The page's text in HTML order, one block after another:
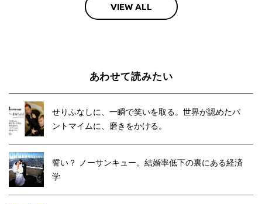
VIEW ALL
あわせて読みたい
せりふなしに、一瞬で笑いを取る。世界が認めたパ
ントマイムに、磨きをかける。
誓い？ ノーサンキュー。結婚率低下の裏にある経済
学